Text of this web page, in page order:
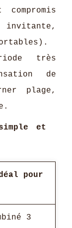
très
de
plage,
et
pour
3